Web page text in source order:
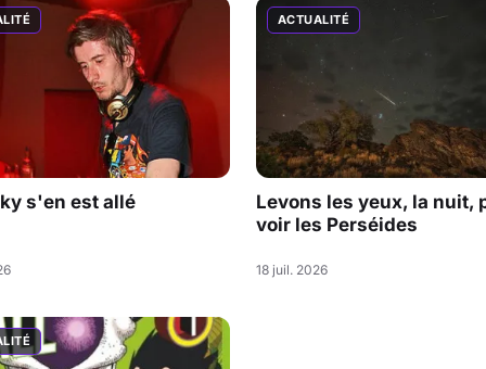
s'en est allé
ACTUALITÉ
Levons les yeux, la nuit,
voir les Perséides
18 juil. 2026